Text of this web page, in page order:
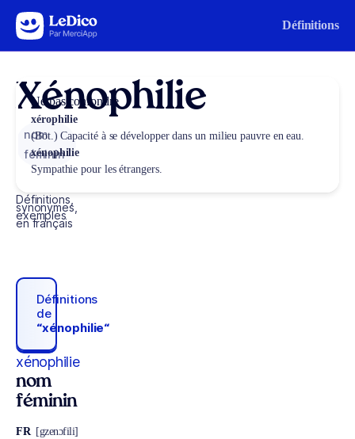
Aller au contenu Définitions
Xénophilie
nom
féminin
Définitions,
synonymes,
exemples
en français
Définitions
de
“xénophilie“
xénophilie
nom
féminin
FR [gzenɔfili]
Ne pas confondre
xérophilie
(Bot.) Capacité à se développer dans un milieu pauvre en eau.
xénophilie
Sympathie pour les étrangers.